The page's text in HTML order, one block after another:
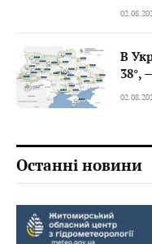
В
38°,
Останні новини